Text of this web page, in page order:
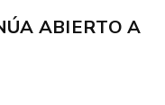
ABIERTO A